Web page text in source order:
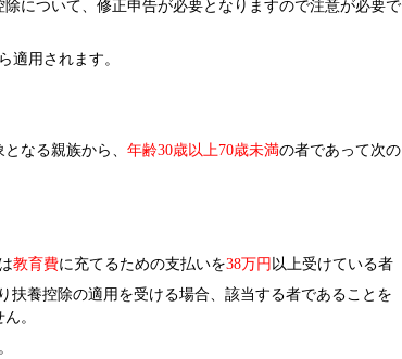
について、修正申告が必要となりますので注意が必要で
適用されます。
なる親族から、 年齢30歳以上70歳未満の者であって次の
教育費に充てるための支払いを38万円 以上受けている者
養控除の適用を受ける場合、該当する者であることを
。